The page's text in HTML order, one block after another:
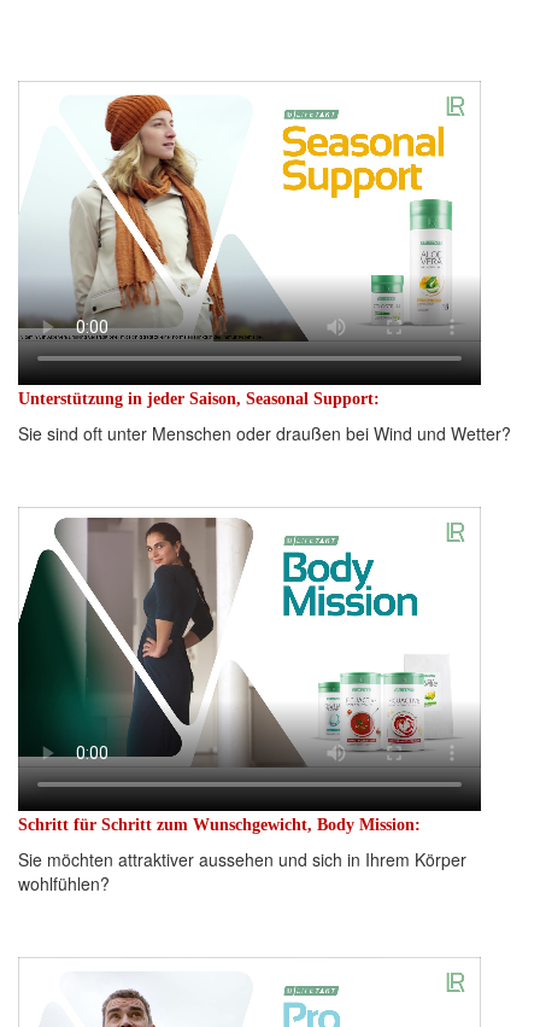
Unterstützung in jeder Saison, Seasonal Support:
Sie sind oft unter Menschen oder draußen bei Wind und Wetter?
Schritt für Schritt zum Wunschgewicht, Body Mission:
Sie möchten attraktiver aussehen und sich in Ihrem Körper
wohlfühlen?